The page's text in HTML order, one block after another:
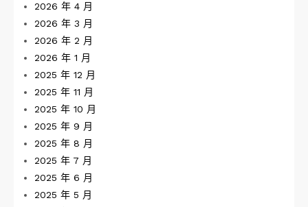
2026 年 4 月
2026 年 3 月
2026 年 2 月
2026 年 1 月
2025 年 12 月
2025 年 11 月
2025 年 10 月
2025 年 9 月
2025 年 8 月
2025 年 7 月
2025 年 6 月
2025 年 5 月